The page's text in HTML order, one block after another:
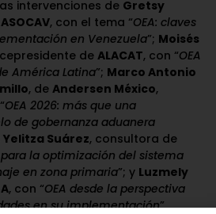
intervenciones de Gretsy
ASOCAV, con el tema “OEA: claves
en Venezuela”; Moisés
de ALACAT, con “OEA
América Latina”; Marco Antonio
, de Andersen México,
OEA 2026: más que una
de gobernanza aduanera
Yelitza Suárez, consultora de
para la optimización del sistema
en zona primaria”; y Luzmely
, con “OEA desde la perspectiva
en su implementación”.